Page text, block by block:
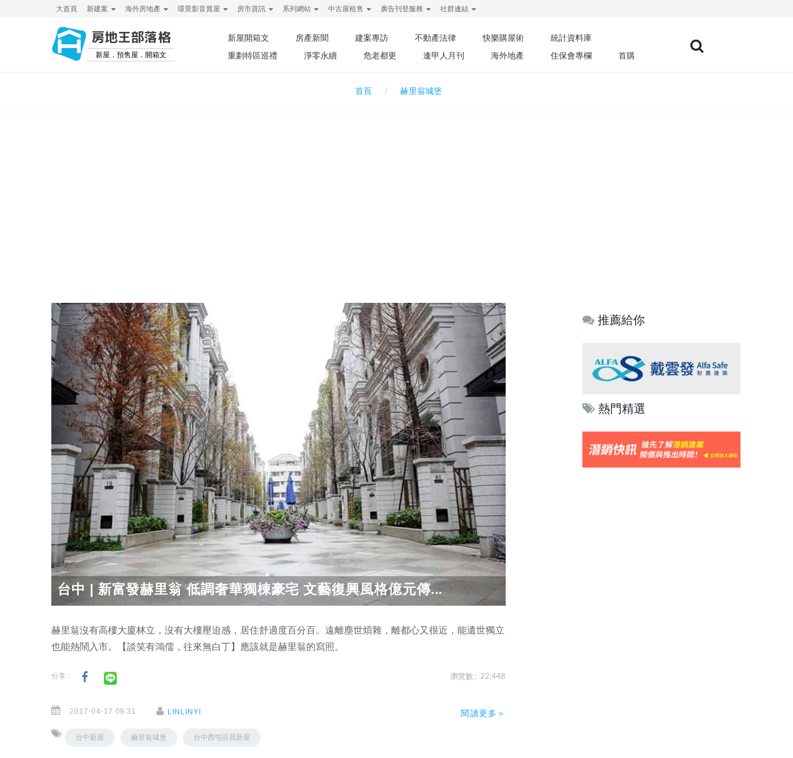
大首頁 新建案 海外房地產 環景影音賞屋 房市資訊 系列網站 中古屋租售 廣告刊登服務 社群連結
房地王部落格
新屋．預售屋．開箱文
新屋開箱文 房產新聞 建案專訪 不動產法律 快樂購屋術
統計資料庫
重劃特區巡禮
淨零永續 危老都更 逢甲人月刊 海外地產 住保會專欄 首購
首頁 赫里翁城堡
台中 | 新富發赫里翁 低調奢華獨棟豪宅 文藝復興風格億元傳...
赫里翁沒有高樓大廈林立，沒有大樓壓迫感，居住舒適度百分百。遠離塵世煩雜，離都心又很近，能遺世獨立
也能熱鬧入市。【談笑有鴻儒，往來無白丁】應該就是赫里翁的寫照。
分享： 瀏覽數 : 22,448
2017-04-17 09:31 LINLINYI
台中新屋 赫里翁城堡 台中西屯區買新屋
閱讀更多＞
推薦給你
熱門精選